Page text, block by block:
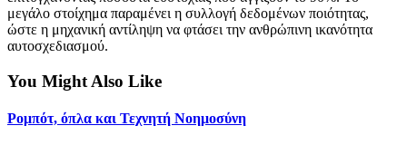
μεγάλο στοίχημα παραμένει η συλλογή δεδομένων ποιότητας,
ώστε η μηχανική αντίληψη να φτάσει την ανθρώπινη ικανότητα
αυτοσχεδιασμού.
You Might Also Like
Ρομπότ, όπλα και Τεχνητή Νοημοσύνη